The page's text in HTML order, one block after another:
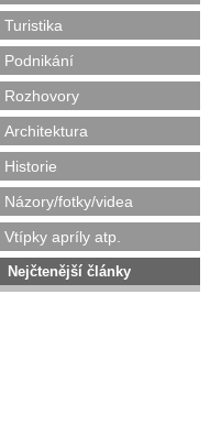
Turistika
Podnikání
Rozhovory
Architektura
Historie
Názory/fotky/videa
Vtípky apríly atp.
Nejčtenější články